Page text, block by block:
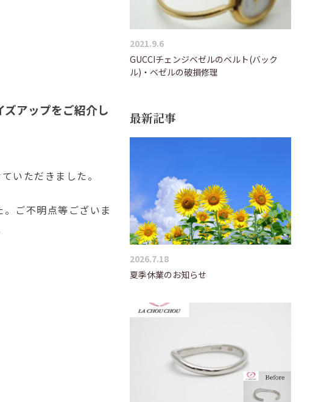
ズアップをご紹介し
いただきました。
ご不明点等ございま
2021.9.6
GUCCIチェンジベゼルのベルト(バック
ル)・ベゼルの破損修理
最新記事
2026.7.18
夏季休業のお知らせ